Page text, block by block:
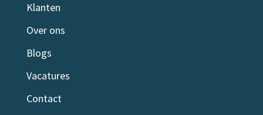
Klanten
Over ons
Blogs
Vacatures
Contact